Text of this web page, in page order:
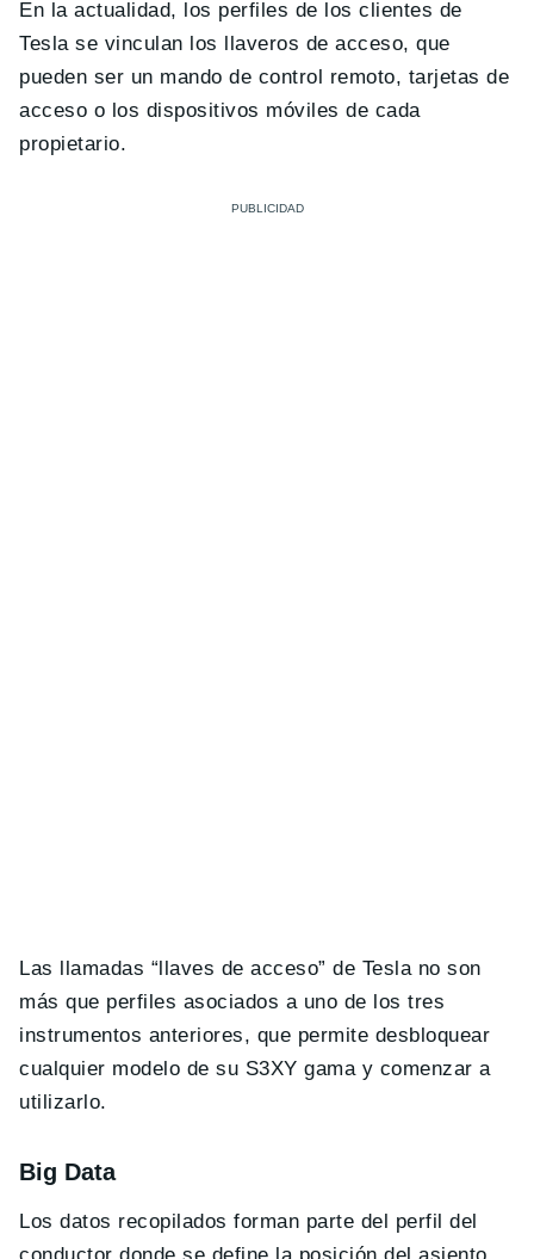
En la actualidad, los perfiles de los clientes de
Tesla se vinculan los llaveros de acceso, que
pueden ser un mando de control remoto, tarjetas de
acceso o los dispositivos móviles de cada
propietario.
Las llamadas “llaves de acceso” de Tesla no son
más que perfiles asociados a uno de los tres
instrumentos anteriores, que permite desbloquear
cualquier modelo de su S3XY gama y comenzar a
utilizarlo.
Big Data
Los datos recopilados forman parte del perfil del